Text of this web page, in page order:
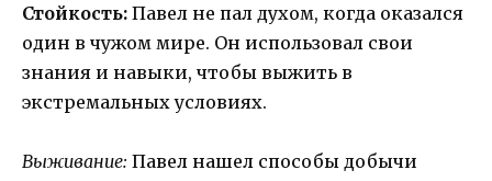
Стойкость: Павел не пал духом, когда оказался
один в чужом мире. Он использовал свои
знания и навыки, чтобы выжить в
экстремальных условиях.
Выживание: Павел нашел способы добычи